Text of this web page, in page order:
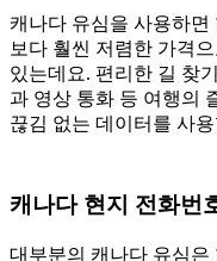
캐나다 유심을 사용하
보다 훨씬 저렴한 가격
있는데요. 편리한 길 찾
과 영상 통화 등 여행의
끊김 없는 데이터를 사
캐나다 현지 전화번
대부분의 캐나다 유심은